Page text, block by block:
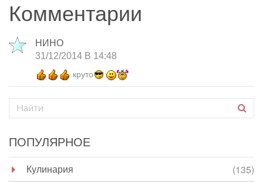
Комментарии
НИНО
31/12/2014 В 14:48
круто
ПОПУЛЯРНОЕ
Кулинария
(135)